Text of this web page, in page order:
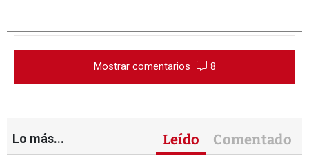
Mostrar comentarios 8
Lo más... Leído Comentado